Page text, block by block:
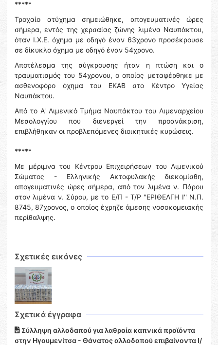
*****
Τροχαίο ατύχημα σημειώθηκε, απογευματινές ώρες
σήμερα, εντός της χερσαίας ζώνης λιμένα Ναυπάκτου,
όταν Ι.Χ.Ε. όχημα με οδηγό έναν 63χρονο προσέκρουσε
σε δίκυκλο όχημα με οδηγό έναν 54χρονο.
Αποτέλεσμα της σύγκρουσης ήταν η πτώση και ο
τραυματισμός του 54χρονου, ο οποίος μεταφέρθηκε με
ασθενοφόρο όχημα του ΕΚΑΒ στο Κέντρο Υγείας
Ναυπάκτου.
Από το Α' Λιμενικό Τμήμα Ναυπάκτου του Λιμεναρχείου
Μεσολογγίου που διενεργεί την προανάκριση,
επιβλήθηκαν οι προβλεπόμενες διοικητικές κυρώσεις.
*****
Με μέριμνα του Κέντρου Επιχειρήσεων του Λιμενικού
Σώματος - Ελληνικής Ακτοφυλακής διεκομίσθη,
απογευματινές ώρες σήμερα, από τον λιμένα ν. Πάρου
στον λιμένα ν. Σύρου, με το Ε/Π - Τ/Ρ ''ΕΡΙΘΕΛΓΗ Ι'' Ν.Π.
8745, 87χρονος, ο οποίος έχρηζε άμεσης νοσοκομειακής
περίθαλψης.
Σχετικές εικόνες
Σχετικά έγγραφα
Σύλληψη αλλοδαπού για λαθραία καπνικά προϊόντα
στην Ηγουμενίτσα - Θάνατος αλλοδαπού επιβαίνοντα Ι/